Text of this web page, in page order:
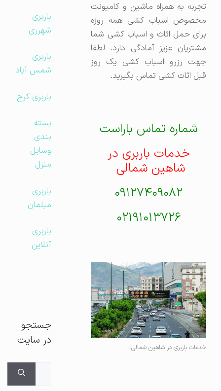
تجربه به همراه ماشین و کامیونت
مخصوص اسباب کشی همه روزه
برای حمل اثاث و اسباب کشی شما
مشتریان عزیز آمادگی دارد. لطفا
جهت رزرو اسباب کشی یک روز
قبل اثاث کشی تماس بگیرید.
شماره تماس باراست
خدمات باربری در
شاهین شمالی
۰۹۱۲۷۴۰۹۰۸۲
۰۲۱۹۱۰۱۳۷۲۶
خدمات باربری در شاهین شمالی
باربری
شهرری
باربری
شمس آباد
باربری کرج
بسته
بندی
وسایل
منزل
باربری
مبلمان
باربری
آنلاین
جستجو
در سایت